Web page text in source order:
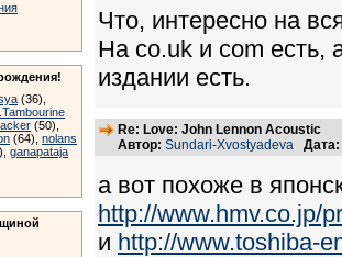
(36),
(50),
(64), nolans
ganapataja
Что, интересно на
На co.uk и com есть,
издании есть.
Re: Love: John Lennon Acoustic
Автор: Sundari-Xvostyadeva Дата:
а вот похоже в
http://www.hmv.co.jp/
и http://www.toshiba-